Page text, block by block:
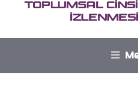
TOPLUMSAL